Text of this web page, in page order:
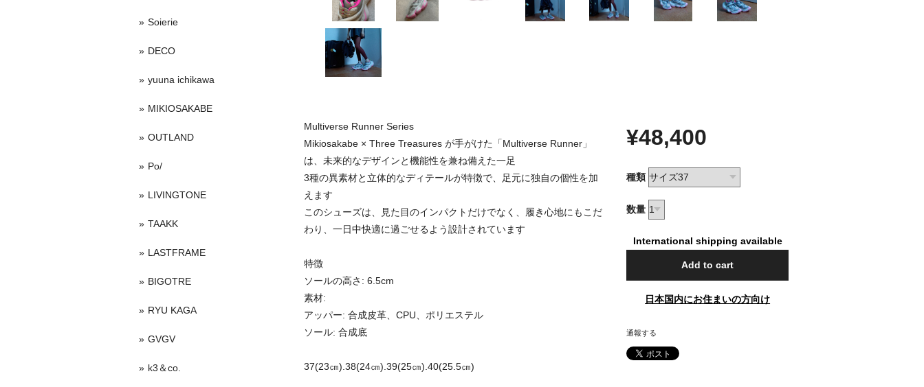
Multiverse Runner Series
Mikiosakabe × Three Treasures が手がけた「Multiverse Runner」
は、未来的なデザインと機能性を兼ね備えた一足
3種の異素材と立体的なディテールが特徴で、足元に独自の個性を加
えます
このシューズは、見た目のインパクトだけでなく、履き心地にもこだ
わり、一日中快適に過ごせるよう設計されています
特徴
ソールの高さ: 6.5cm
素材:
アッパー: 合成皮革、CPU、ポリエステル
ソール: 合成底
37(23㎝).38(24㎝).39(25㎝).40(25.5㎝)
¥48,400
種類
数量
International shipping available
Add to cart
日本国内にお住まいの方向け
通報する
Soierie
DECO
yuuna ichikawa
MIKIOSAKABE
OUTLAND
Po/
LIVINGTONE
TAAKK
LASTFRAME
BIGOTRE
RYU KAGA
GVGV
k3＆co.